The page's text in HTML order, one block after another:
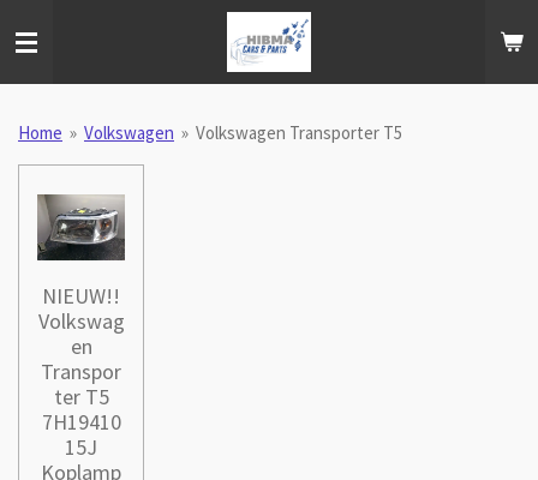
direct
hoofdinhoud
Home » Volkswagen » Volkswagen Transporter T5
NIEUW!!
Volkswag
en
Transpor
ter T5
7H19410
15J
Koplamp